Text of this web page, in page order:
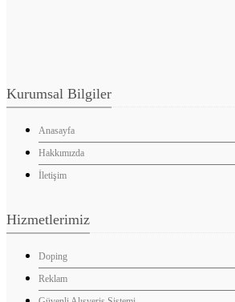
Kurumsal Bilgiler
Anasayfa
Hakkımızda
İletişim
Hizmetlerimiz
Doping
Reklam